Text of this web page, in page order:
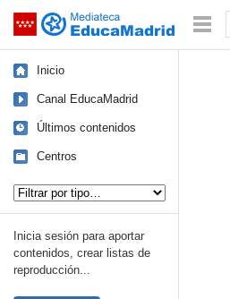
Saltar navegación
Inicio
Canal EducaMadrid
Últimos contenidos
Centros
Inicia sesión para aportar
contenidos, crear listas de
reproducción...